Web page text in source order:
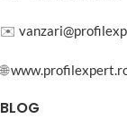
✉️
🌐
BLOG